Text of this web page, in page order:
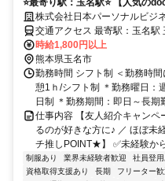
ート！ ✿未経験スタッフが多数
株式会社日本パーソナルビジ
時給1,800円以上
熊本県玉名市
勤務時間 シフト制 ＜勤務時
憩1ｈ/シフト制 ＊勤務曜日：
日制 ＊勤務期間：即日～長期
仕事内容 【友人紹介キャン
るのが好きな方に♪ ／ ほぼ未
チ推しPOINT★】 ✅未経験か
制服あり 業界未経験者歓迎 社員登用
資格取得支援あり
長期 フリーター歓